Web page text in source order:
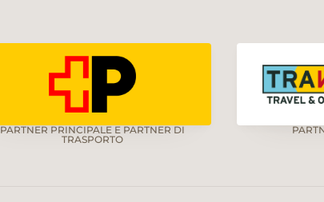
PARTNER PRINCIPALE E PARTNER DI
TRASPORTO